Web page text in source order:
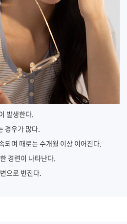
발생한다.
경우가 많다.
되며 때로는 수개월 이상 이어진다.
경련이 나타난다.
으로 번진다.